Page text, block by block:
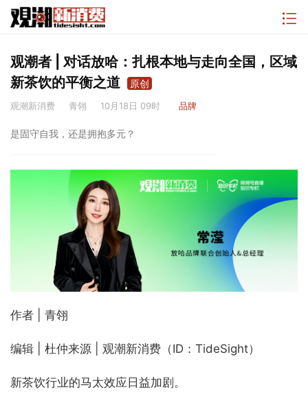
观潮者 | 对话放哈：扎根本地与走向全国，区域
新茶饮的平衡之道
原创
观潮新消费 青翎 10月18日 09时 品牌
是固守自我，还是拥抱多元？
作者 | 青翎
编辑 | 杜仲来源 | 观潮新消费（ID：TideSight）
新茶饮行业的马太效应日益加剧。